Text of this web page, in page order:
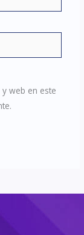
web en este